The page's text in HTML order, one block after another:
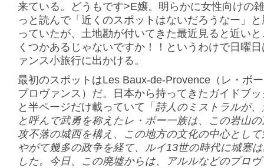
来ている。どうもです>E嬢。明らかに女性向けの
っと読んで「近くのスポットはないだろうなー」
っていたが、土地勘が付いてきた最近見ると近い
くつかあるじゃないですか！！というわけで日曜
ァンス小旅行に出かける。
最初のスポットはLes Baux-de-Provence（レ・ボ
プロヴァンス）だ。日本から持ってきたガイドブ
と半ページだけ載っていて「 詩人のミストラルが
と呼んで武勇を称えたレ・ボー一族は、この岩山
攻不落の城西を構え、この地方の文化の中心とし
やがて幾多の政争を経て、ルイ13世の時代に城塞
した。今日、この廃墟からは、アルルなどのプロ